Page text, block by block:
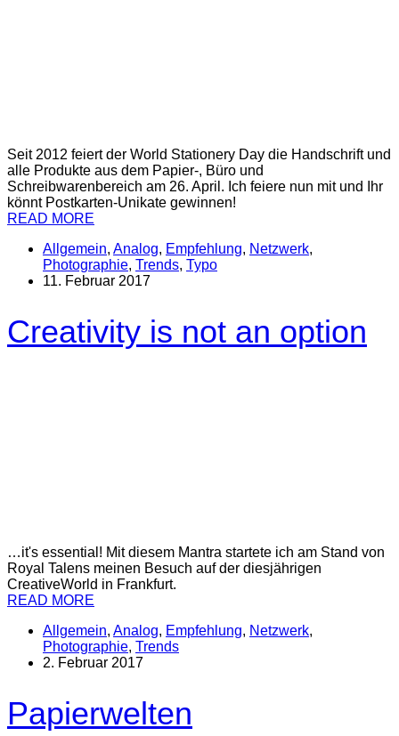
Seit 2012 feiert der World Stationery Day die Handschrift und
alle Produkte aus dem Papier-, Büro und
Schreibwarenbereich am 26. April. Ich feiere nun mit und Ihr
könnt Postkarten-Unikate gewinnen!
READ MORE
Allgemein, Analog, Empfehlung, Netzwerk,
Photographie, Trends, Typo
11. Februar 2017
Creativity is not an option
…it's essential! Mit diesem Mantra startete ich am Stand von
Royal Talens meinen Besuch auf der diesjährigen
CreativeWorld in Frankfurt.
READ MORE
Allgemein, Analog, Empfehlung, Netzwerk,
Photographie, Trends
2. Februar 2017
Papierwelten